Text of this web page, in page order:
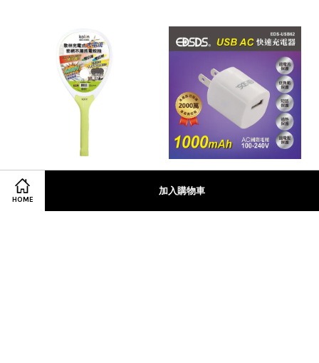
HOME
加入購物車
【Kolin】歌林USB充電式
密網電蚊拍(KEM-HCD01)
NT$ 300
AC快速充電器(EDS-
NT$ 120